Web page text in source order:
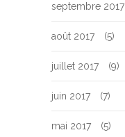
septembre 2017
août 2017 (5)
juillet 2017 (9)
juin 2017 (7)
mai 2017 (5)